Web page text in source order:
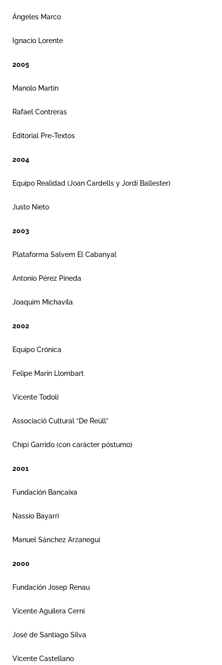
Ángeles Marco
Ignacio Lorente
2005
Manolo Martín
Rafael Contreras
Editorial Pre-Textos
2004
Equipo Realidad (Joan Cardells y Jordi Ballester)
Justo Nieto
2003
Plataforma Salvem El Cabanyal
Antonio Pérez Pineda
Joaquim Michavila
2002
Equipo Crónica
Felipe Marín Llombart
Vicente Todolí
Associació Cultural “De Reüll”
Chipi Garrido (con carácter póstumo)
2001
Fundación Bancaixa
Nassio Bayarri
Manuel Sánchez Arzanegui
2000
Fundación Josep Renau
Vicente Aguilera Cerni
José de Santiago Silva
Vicente Castellano